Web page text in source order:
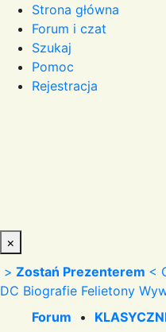
Strona główna
Forum i czat
Szukaj
Pomoc
Rejestracja
×
> Zostań Prezenterem <
DC Biografie Felietony
Forum •